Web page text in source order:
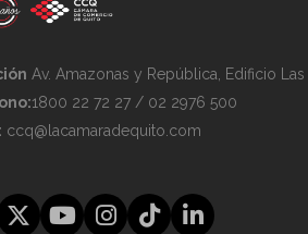
Av. Amazonas y República, Edificio Las
1800 22 72 27 / 02 2976 500
ccq@lacamaradequito.com